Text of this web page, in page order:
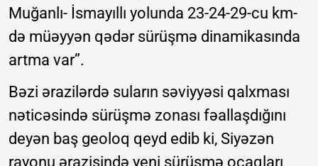
Muğanlı- İsmayıllı yolunda 23-24-29-cu km-
də müəyyən qədər sürüşmə dinamikasında
artma var”.
Bəzi ərazilərdə suların səviyyəsi qalxması
nəticəsində sürüşmə zonası fəallaşdığını
deyən baş geoloq qeyd edib ki, Siyəzən
rayonu ərazisində yeni sürüşmə ocaqları